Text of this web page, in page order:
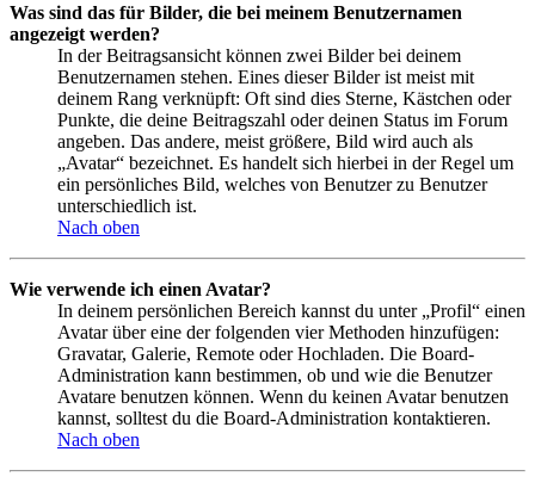
Was sind das für Bilder, die bei meinem Benutzernamen
angezeigt werden?
In der Beitragsansicht können zwei Bilder bei deinem
Benutzernamen stehen. Eines dieser Bilder ist meist mit
deinem Rang verknüpft: Oft sind dies Sterne, Kästchen oder
Punkte, die deine Beitragszahl oder deinen Status im Forum
angeben. Das andere, meist größere, Bild wird auch als
„Avatar“ bezeichnet. Es handelt sich hierbei in der Regel um
ein persönliches Bild, welches von Benutzer zu Benutzer
unterschiedlich ist.
Nach oben
Wie verwende ich einen Avatar?
In deinem persönlichen Bereich kannst du unter „Profil“ einen
Avatar über eine der folgenden vier Methoden hinzufügen:
Gravatar, Galerie, Remote oder Hochladen. Die Board-
Administration kann bestimmen, ob und wie die Benutzer
Avatare benutzen können. Wenn du keinen Avatar benutzen
kannst, solltest du die Board-Administration kontaktieren.
Nach oben